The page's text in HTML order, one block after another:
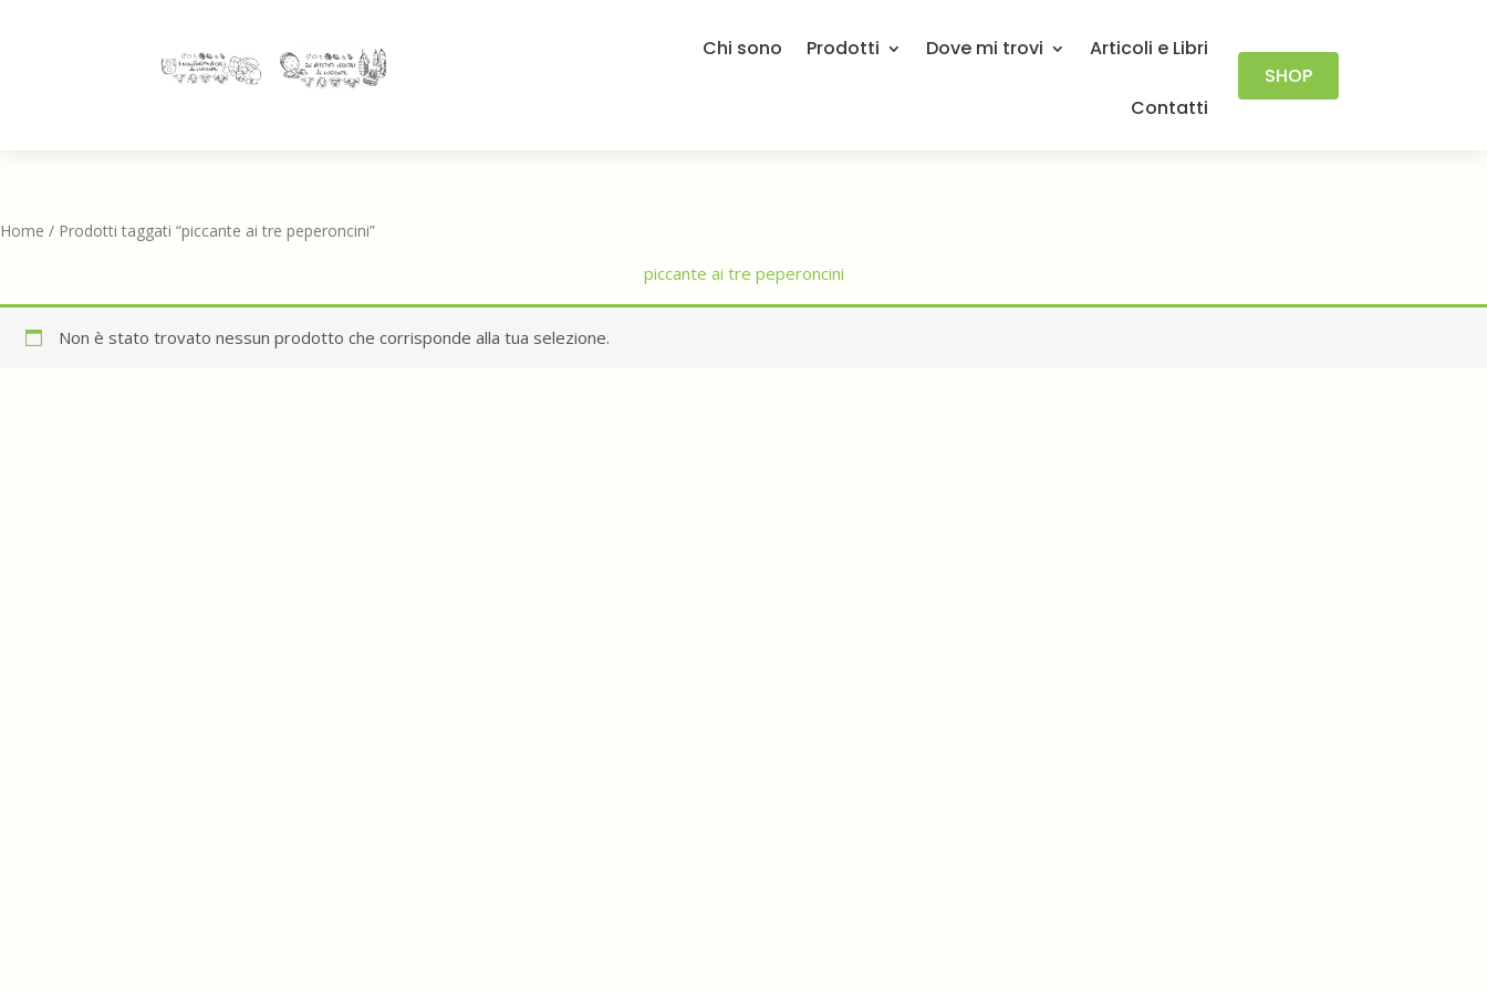
Chi sono Prodotti Dove mi trovi Articoli e Libri
Contatti
SHOP
Home / Prodotti taggati “piccante ai tre peperoncini”
piccante ai tre peperoncini
Non è stato trovato nessun prodotto che corrisponde alla tua selezione.